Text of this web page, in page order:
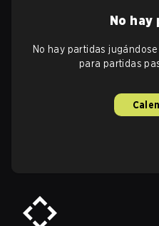
No hay
No hay partidas
para partidas